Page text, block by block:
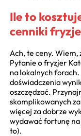
Ile to
cenniki
Ach, te ceny. Wiem,
Pytanie o fryzjer
na lokalnych
doświadczenia
oszczędzać.
skomplikowanych
więcej za dobrze
wydawać fortunę
to).